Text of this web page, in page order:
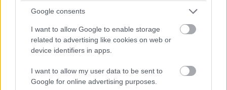
Google consents
I want to allow Google to enable storage
related to advertising like cookies on web or
device identifiers in apps.
I want to allow my user data to be sent to
Google for online advertising purposes.
felhasználó orra elől.